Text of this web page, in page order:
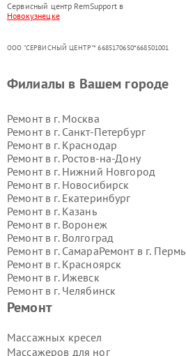
Сервисный центр RemSupport в
Новокузнецке
ООО "СЕРВИСНЫЙ ЦЕНТР"* 6685170650*668501001
Ремонт
Массажных кресел
Массажеров для ног
Филиалы в Вашем городе
Ремонт в г. Москва
Ремонт в г. Санкт-Петербург
Ремонт в г. Краснодар
Ремонт в г. Ростов-на-Дону
Ремонт в г. Нижний Новгород
Ремонт в г. Новосибирск
Ремонт в г. Екатеринбург
Ремонт в г. Казань
Ремонт в г. Воронеж
Ремонт в г. Волгоград
Ремонт в г. СамараРемонт в г. Пермь
Ремонт в г. Красноярск
Ремонт в г. Ижевск
Ремонт в г. Челябинск
Ремонт в г.
Ремонт в г.
Ремонт в г.Саратов